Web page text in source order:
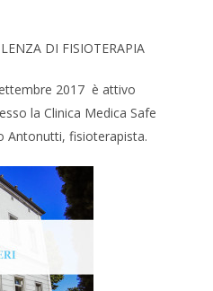
DI FISIOTERAPIA
2017 è attivo
la Clinica Medica Safe
Antonutti, fisioterapista.